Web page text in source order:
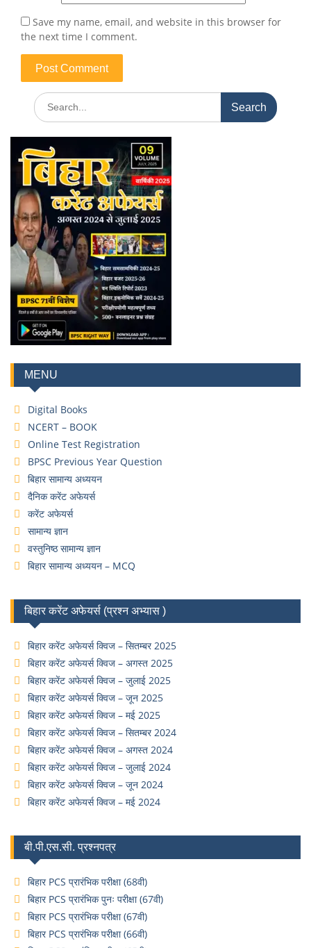
Save my name, email, and website in this browser for
the next time I comment.
MENU
Digital Books
NCERT – BOOK
Online Test Registration
BPSC Previous Year Question
बिहार सामान्य अध्ययन
दैनिक करेंट अफेयर्स
करेंट अफेयर्स
सामान्य ज्ञान
वस्तुनिष्ठ सामान्य ज्ञान
बिहार सामान्य अध्ययन – MCQ
बिहार करेंट अफेयर्स (प्रश्न अभ्यास )
बिहार करेंट अफेयर्स क्विज – सितम्बर 2025
बिहार करेंट अफेयर्स क्विज – अगस्त 2025
बिहार करेंट अफेयर्स क्विज – जुलाई 2025
बिहार करेंट अफेयर्स क्विज – जून 2025
बिहार करेंट अफेयर्स क्विज – मई 2025
बिहार करेंट अफेयर्स क्विज – सितम्बर 2024
बिहार करेंट अफेयर्स क्विज – अगस्त 2024
बिहार करेंट अफेयर्स क्विज – जुलाई 2024
बिहार करेंट अफेयर्स क्विज – जून 2024
बिहार करेंट अफेयर्स क्विज – मई 2024
बी.पी.एस.सी. प्रश्नपत्र
बिहार PCS प्रारंभिक परीक्षा (68वी)
बिहार PCS प्रारंभिक पुनः परीक्षा (67वी)
बिहार PCS प्रारंभिक परीक्षा (67वी)
बिहार PCS प्रारंभिक परीक्षा (66वी)